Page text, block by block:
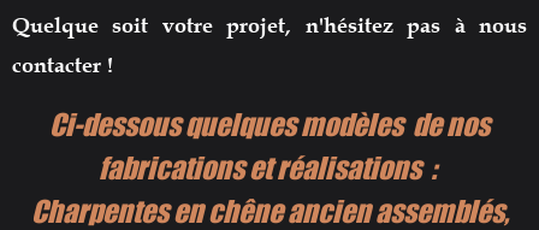
Quelque soit votre projet, n'hésitez pas à nous
contacter !
Ci-dessous quelques modèles de nos
fabrications et réalisations :
Charpentes en chêne ancien assemblés,